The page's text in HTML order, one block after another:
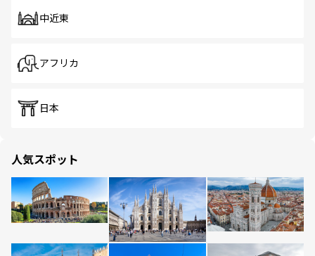
中近東
アフリカ
日本
人気スポット